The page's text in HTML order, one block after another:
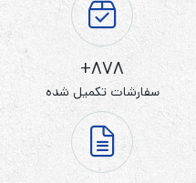
878+
سفارشات تکمیل شده